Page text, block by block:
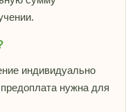
индивидуально
нужна для